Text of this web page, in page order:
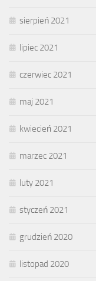
sierpień 2021
lipiec 2021
czerwiec 2021
maj 2021
kwiecień 2021
marzec 2021
luty 2021
styczeń 2021
grudzień 2020
listopad 2020